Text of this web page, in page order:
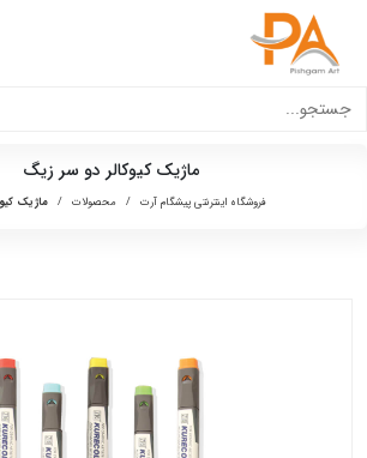
برای:
دکمه جستجو
ماژیک کیوکالر دو سر زیگ
فروشگاه اینترنتی پیشگام آرت / محصولات / ماژیک